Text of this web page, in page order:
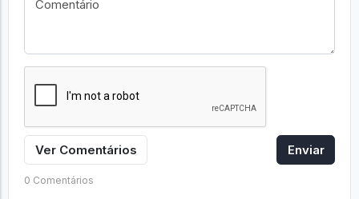
Ver Comentários Enviar
0 Comentários